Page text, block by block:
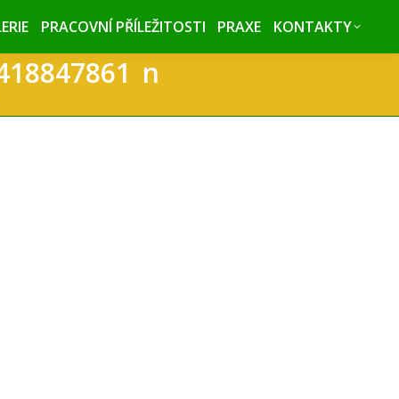
PRACOVNÍ PŘÍLEŽITOSTI PRAXE KONTAKTY
PRACOVNÍ PŘÍLEŽITOSTI PRAXE KONTAKTY